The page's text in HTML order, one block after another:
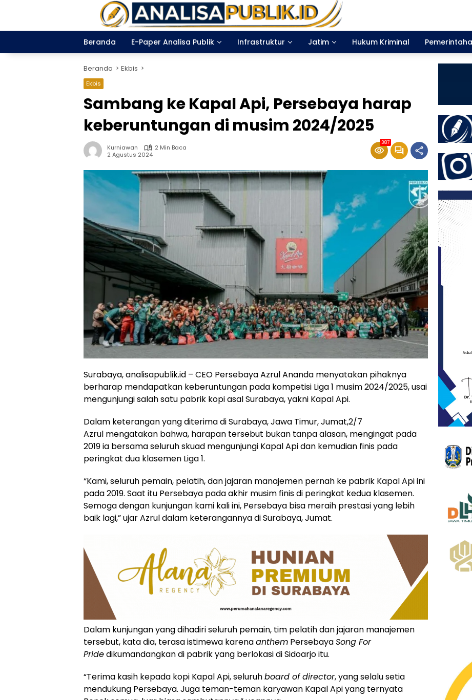
Beranda
E-Paper Analisa Publik Infrastruktur Jatim Hukum Kriminal
Beranda Ekbis
Ekbis
Sambang ke Kapal Api, Persebaya harap
keberuntungan di musim 2024/2025
Kurniawan
2 Min Baca
2 Agustus 2024
387
Surabaya, analisapublik.id – CEO Persebaya Azrul Ananda menyatakan pihaknya
berharap mendapatkan keberuntungan pada kompetisi Liga 1 musim 2024/2025, usai
mengunjungi salah satu pabrik kopi asal Surabaya, yakni Kapal Api.
Dalam keterangan yang diterima di Surabaya, Jawa Timur, Jumat,2/7
Azrul mengatakan bahwa, harapan tersebut bukan tanpa alasan, mengingat pada
2019 ia bersama seluruh skuad mengunjungi Kapal Api dan kemudian finis pada
peringkat dua klasemen Liga 1.
“Kami, seluruh pemain, pelatih, dan jajaran manajemen pernah ke pabrik Kapal Api ini
pada 2019. Saat itu Persebaya pada akhir musim finis di peringkat kedua klasemen.
Semoga dengan kunjungan kami kali ini, Persebaya bisa meraih prestasi yang lebih
baik lagi,” ujar Azrul dalam keterangannya di Surabaya, Jumat.
Dalam kunjungan yang dihadiri seluruh pemain, tim pelatih dan jajaran manajemen
tersebut, kata dia, terasa istimewa karenaanthem PersebayaSong For
Pridedikumandangkan di pabrik yang berlokasi di Sidoarjo itu.
“Terima kasih kepada kopi Kapal Api, seluruhboard of director, yang selalu setia
mendukung Persebaya. Juga teman-teman karyawan Kapal Api yang ternyata